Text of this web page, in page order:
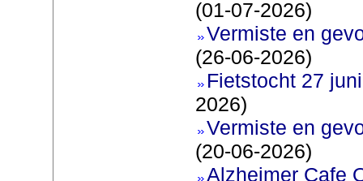
(01-07-2026)
Vermiste en
(26-06-2026)
Fietstocht 27
2026)
Vermiste en
(20-06-2026)
Alzheimer Cafe